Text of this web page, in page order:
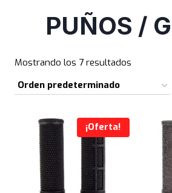
PUÑOS /
Mostrando los 7 resultados
¡Oferta!